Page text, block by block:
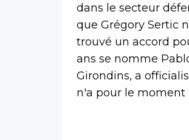
dans le secteur
que Grégory Sertic
trouvé un accord
ans se nomme
Girondins, a
n'a pour le moment